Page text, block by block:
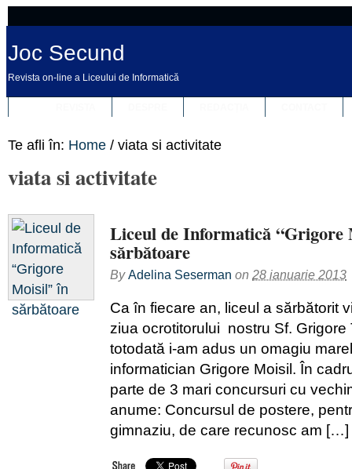
Joc Secund
Revista on-line a Liceului de Informatică
Te afli în: Home / viata si activitate
viata si activitate
Liceul de Informatică “Grigore
sărbătoare
ByAdelina Seserman on 28 ianuarie 2013
Ca în fiecare an, liceul a sărbătorit
ziua ocrotitorului nostru Sf. Grigore
totodată i-am adus un omagiu
informatician Grigore Moisil. În
parte de 3 mari concursuri cu
anume: Concursul de postere,
gimnaziu, de care recunosc am […]